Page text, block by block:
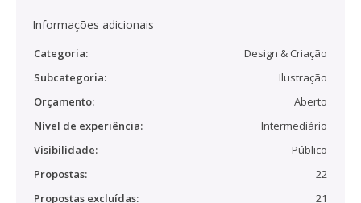
Informações adicionais
Categoria:
Design & Criação
Subcategoria:
Ilustração
Orçamento:
Aberto
Nível de experiência:
Intermediário
Visibilidade:
Público
Propostas:
22
Propostas excluídas:
21